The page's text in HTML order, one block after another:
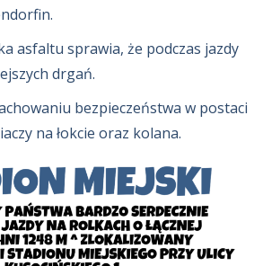
asfaltu sprawia, że podczas jazdy
drgań.
bezpieczeństwa w postaci
na łokcie oraz kolana.